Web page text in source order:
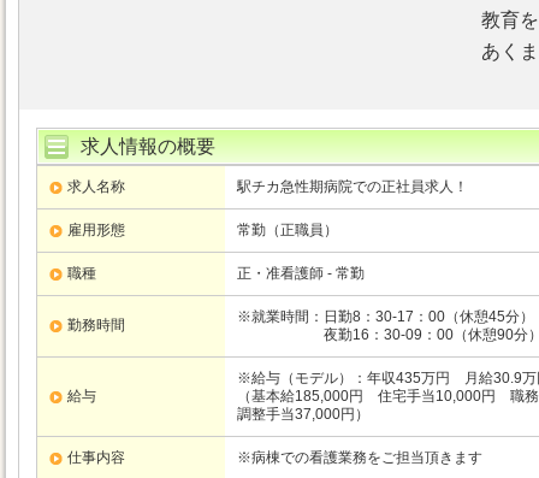
教育
あく
求人情報の概要
求人名称 駅チカ急性期病院での正社員求人！
雇用形態 常勤（正職員）
職種 正・准看護師 - 常勤
勤務時間
※就業時間：日勤8：30-17：00（休憩45分）
夜勤16：30-09：00（休憩90分
給与
※給与（モデル）：年収435万円 月給30.9
（基本給185,000円 住宅手当10,000円 職
調整手当37,000円）
仕事内容 ※病棟での看護業務をご担当頂きます